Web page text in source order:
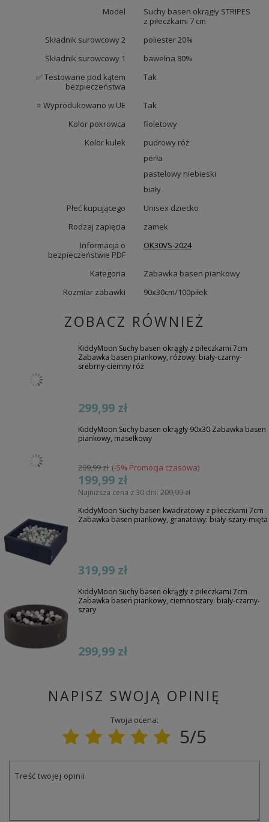
Model
Suchy basen okrągły STRIPES
z piłeczkami 7 cm
Składnik surowcowy 2
poliester 20%
Składnik surowcowy 1
bawełna 80%
✅ Testowane pod kątem
bezpieczeństwa
Tak
⭐ Wyprodukowano w UE
Tak
Kolor pokrowca
fioletowy
Kolor kulek
pudrowy róż
perła
pastelowy niebieski
biały
Płeć kupującego
Unisex dziecko
Rodzaj zapięcia
zamek
Informacja o
bezpieczeństwie PDF
OK30VS-2024
Kategoria
Zabawka basen piankowy
Rozmiar zabawki
90x30cm/100piłek
ZOBACZ RÓWNIEŻ
KiddyMoon Suchy basen okrągły z piłeczkami 7cm
Zabawka basen piankowy, różowy: biały-czarny-
srebrny-ciemny róż
299,99 zł
KiddyMoon Suchy basen okrągły 90x30 Zabawka basen
piankowy, masełkowy
209,99 zł (-5% Promocja czasowa)
199,99 zł
Najniższa cena z 30 dni: 209,99 zł
KiddyMoon Suchy basen kwadratowy z piłeczkami 7cm
Zabawka basen piankowy, granatowy: biały-szary-mięta
319,99 zł
KiddyMoon Suchy basen okrągły z piłeczkami 7cm
Zabawka basen piankowy, ciemnoszary: biały-czarny-
szary
299,99 zł
NAPISZ SWOJĄ OPINIĘ
Twoja ocena:
5/5
Treść twojej opinii